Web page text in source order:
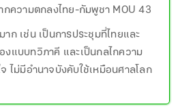
กความตกลงไทย-กัมพูชา MOU 43
ก เช่น เป็นการประชุมที่ไทยและ
แบบทวิภาคี และเป็นกลไกความ
ไม่มีอำนาจบังคับใช้เหมือนศาลโลก